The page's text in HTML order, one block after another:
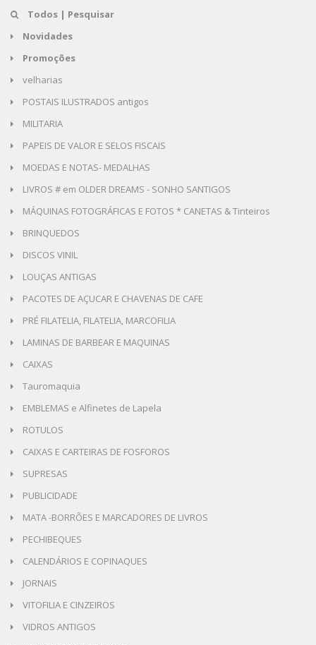
Todos | Pesquisar
Novidades
Promoções
velharias
POSTAIS ILUSTRADOS antigos
MILITARIA
PAPEIS DE VALOR E SELOS FISCAIS
MOEDAS E NOTAS- MEDALHAS
LIVROS # em OLDER DREAMS - SONHO SANTIGOS
MÁQUINAS FOTOGRÁFICAS E FOTOS * CANETAS & Tinteiros
BRINQUEDOS
DISCOS VINIL
LOUÇAS ANTIGAS
PACOTES DE AÇUCAR E CHAVENAS DE CAFE
PRÉ FILATELIA, FILATELIA, MARCOFILIA
LAMINAS DE BARBEAR E MAQUINAS
CAIXAS
Tauromaquia
EMBLEMAS e Alfinetes de Lapela
ROTULOS
CAIXAS E CARTEIRAS DE FOSFOROS
SUPRESAS
PUBLICIDADE
MATA -BORRÕES E MARCADORES DE LIVROS
PECHIBEQUES
CALENDÁRIOS E COPINAQUES
JORNAIS
VITOFILIA E CINZEIROS
VIDROS ANTIGOS